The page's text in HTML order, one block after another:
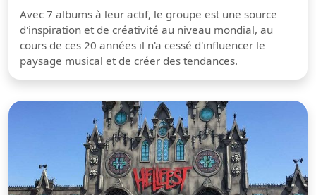
Avec 7 albums à leur actif, le groupe est une source
d'inspiration et de créativité au niveau mondial, au
cours de ces 20 années il n'a cessé d'influencer le
paysage musical et de créer des tendances.